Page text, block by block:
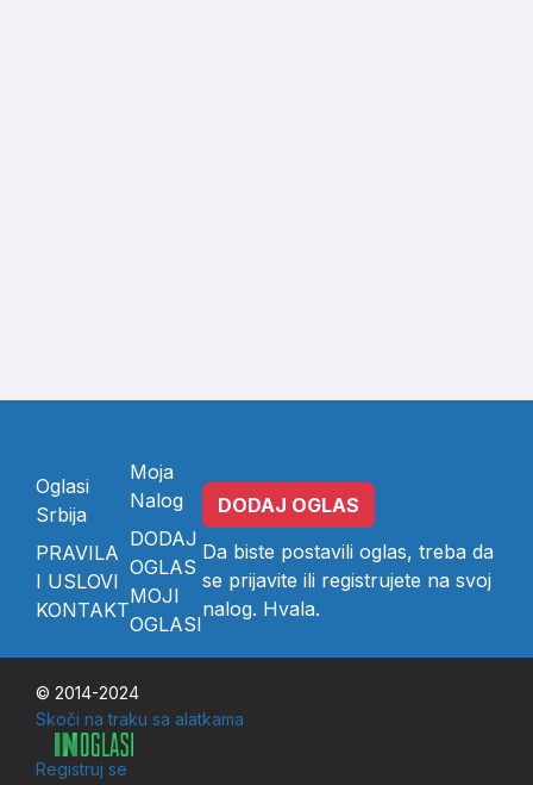
Oglasi
Srbija
PRAVILA
I USLOVI
KONTAKT
Moja
Nalog
DODAJ
OGLAS
MOJI
OGLASI
DODAJ OGLAS
Da biste postavili oglas, treba da
se prijavite ili registrujete na svoj
nalog. Hvala.
© 2014-2024
Skoči na traku sa alatkama
Registruj se